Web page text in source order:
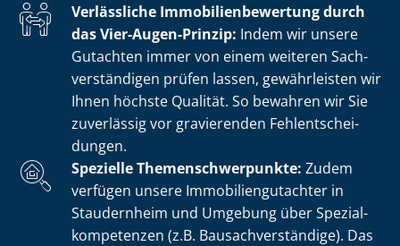
Verlässliche Im­mo­bi­li­en­be­wer­tung durch
das Vier-Augen-Prinzip: Indem wir unsere
Gutachten immer von einem weiteren Sach­
ver­stän­di­gen prüfen lassen, gewährleisten wir
Ihnen höchste Qualität. So bewahren wir Sie
zuverlässig vor gravierenden Fehl­ent­schei­
dun­gen.
Spezielle The­men­schwer­punk­te: Zudem
verfügen unsere Im­mo­bi­li­en­gut­ach­ter in
Staudernheim und Umgebung über Spe­zi­al­
kom­pe­ten­zen (z.B. Bau­sach­ver­stän­di­ge). Das